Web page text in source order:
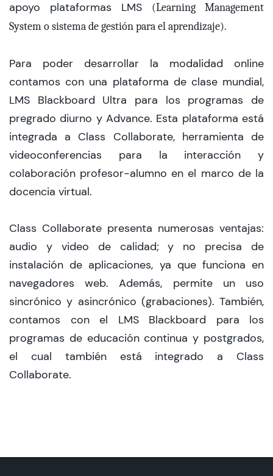
Dirección de Desarrollo Estudiantil
Becas y Beneficios
Estudiantes
Alumni
UGM Online
CIEO
Contacto y Horarios
modo claro
apoyo plataformas LMS (Learning Management
System o sistema de gestión para el aprendizaje).
Para poder desarrollar la modalidad online
contamos con una plataforma de clase mundial,
LMS Blackboard Ultra para los programas de
pregrado diurno y Advance. Esta plataforma está
integrada a Class Collaborate, herramienta de
videoconferencias para la interacción y
colaboración profesor-alumno en el marco de la
docencia virtual.
Class Collaborate presenta numerosas ventajas:
audio y video de calidad; y no precisa de
instalación de aplicaciones, ya que funciona en
navegadores web. Además, permite un uso
sincrónico y asincrónico (grabaciones). También,
contamos con el LMS Blackboard para los
programas de educación continua y postgrados,
el cual también está integrado a Class
Collaborate.